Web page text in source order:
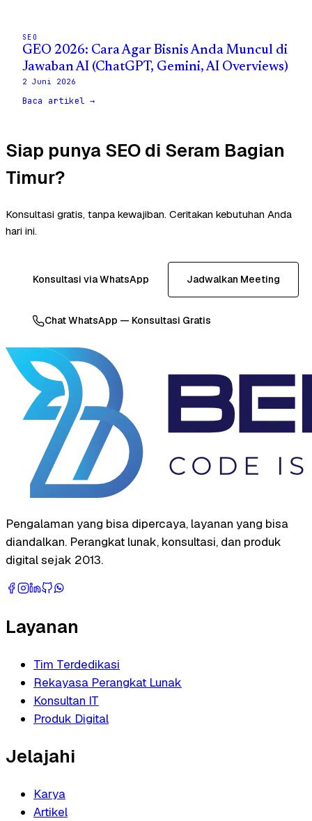
SEO
GEO 2026: Cara Agar Bisnis Anda Muncul di
Jawaban AI (ChatGPT, Gemini, AI Overviews)
2 Juni 2026
Baca artikel →
Siap punya SEO di Seram Bagian
Timur?
Konsultasi gratis, tanpa kewajiban. Ceritakan kebutuhan Anda
hari ini.
Konsultasi via WhatsApp Jadwalkan Meeting
Chat WhatsApp — Konsultasi Gratis
Pengalaman yang bisa dipercaya, layanan yang bisa
diandalkan. Perangkat lunak, konsultasi, dan produk
digital sejak 2013.
Layanan
Tim Terdedikasi
Rekayasa Perangkat Lunak
Konsultan IT
Produk Digital
Jelajahi
Karya
Artikel